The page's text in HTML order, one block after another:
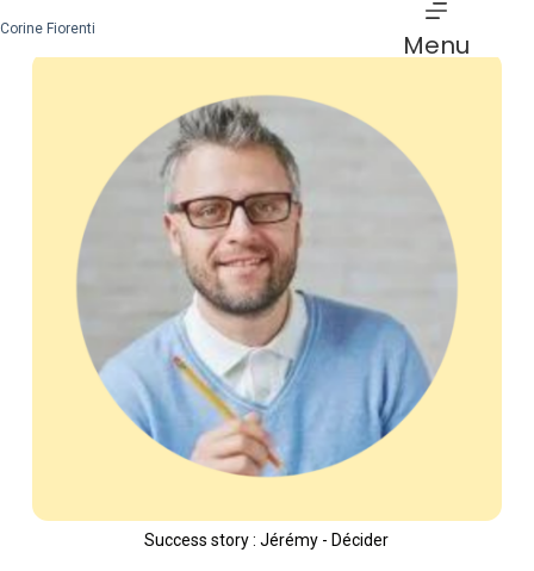
Corine Fiorenti
Menu
Success story : Jérémy - Décider